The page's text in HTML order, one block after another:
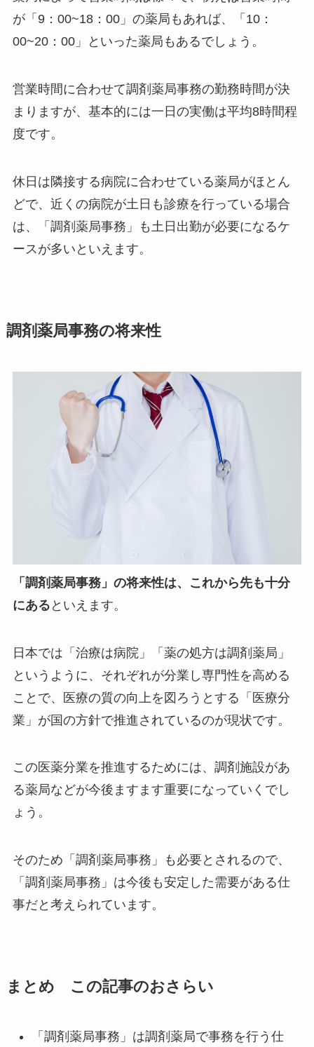
が「9：00~18：00」の薬局もあれば、「10：
00~20：00」といった薬局もあるでしょう。
営業時間に合わせて調剤薬局事務の勤務時間が決
まりますが、基本的には一日の実働は平均8時間程
度です。
休日は隣接する病院に合わせている薬局がほとん
どで、近くの病院が土日も診療を行っている場合
は、「調剤薬局事務」も土日出勤が必要になるケ
ースが多いといえます。
調剤薬局事務の将来性
「調剤薬局事務」の将来性は、これから先も十分
にある といえます。
日本では「治療は病院」「薬の処方は調剤薬局」
というように、それぞれが分業し専門性を高める
ことで、医療の質の向上を図ろうとする「医療分
業」が国の方針で推進されているのが現状です。
この医薬分業を推進するためには、調剤施設があ
る薬局などが今後ますます重要になっていくでし
ょう。
そのため「調剤薬局事務」も必要とされるので、
「調剤薬局事務」は今後も安定した需要がある仕
事だと考えられています。
まとめ この記事のおさらい
「調剤薬局事務」は調剤薬局で事務を行う仕